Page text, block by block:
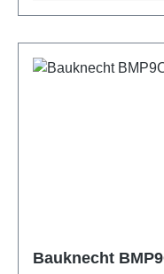
Bauknecht